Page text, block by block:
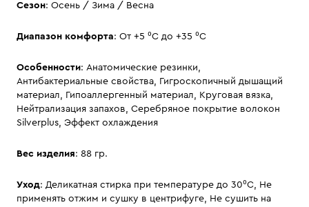
Сезон: Осень / Зима / Весна
Диапазон комфорта: От +5 ⁰С до +35 ⁰С
Особенности: Анатомические резинки,
Антибактериальные свойства, Гигроскопичный дышащий
материал, Гипоаллергенный материал, Круговая вязка,
Нейтрализация запахов, Серебряное покрытие волокон
Silverplus, Эффект охлаждения
Вес изделия: 88 гр.
Уход: Деликатная стирка при температуре до 30⁰С, Не
применять отжим и сушку в центрифуге, Не сушить на